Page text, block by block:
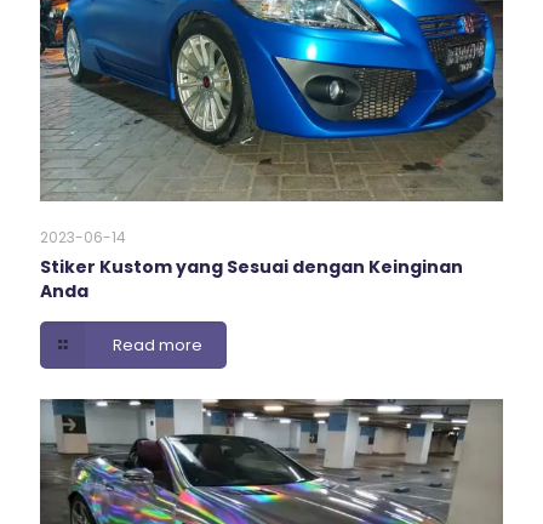
2023-06-14
Stiker Kustom yang Sesuai dengan Keinginan
Anda
Read more